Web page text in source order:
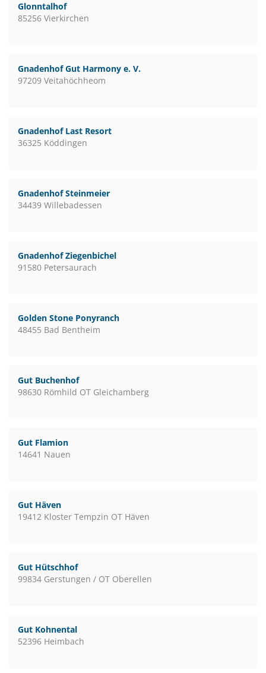
Glonntalhof
85256 Vierkirchen
Gnadenhof Gut Harmony e. V.
97209 Veitahöchheom
Gnadenhof Last Resort
36325 Köddingen
Gnadenhof Steinmeier
34439 Willebadessen
Gnadenhof Ziegenbichel
91580 Petersaurach
Golden Stone Ponyranch
48455 Bad Bentheim
Gut Buchenhof
98630 Römhild OT Gleichamberg
Gut Flamion
14641 Nauen
Gut Häven
19412 Kloster Tempzin OT Häven
Gut Hütschhof
99834 Gerstungen / OT Oberellen
Gut Kohnental
52396 Heimbach